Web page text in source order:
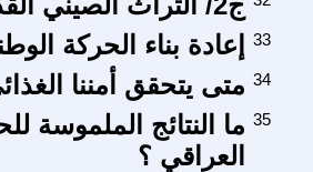
إعادة بناء الحركة 33
متى يتحقق أمننا 34
ما النتائج
العراقي ؟
35